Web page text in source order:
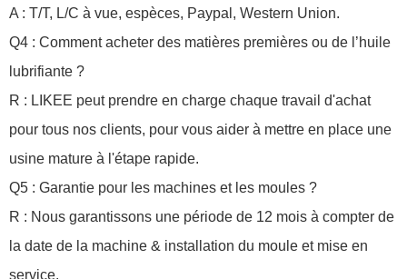
A : T/T, L/C à vue, espèces, Paypal, Western Union.
Q4 : Comment acheter des matières premières ou de l’huile
lubrifiante ?
R : LIKEE peut prendre en charge chaque travail d'achat
pour tous nos clients, pour vous aider à mettre en place une
usine mature à l'étape rapide.
Q5 : Garantie pour les machines et les moules ?
R : Nous garantissons une période de 12 mois à compter de
la date de la machine & installation du moule et mise en
service.